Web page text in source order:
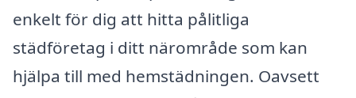
enkelt för dig att hitta pålitliga
städföretag i ditt närområde som kan
hjälpa till med hemstädningen. Oavsett